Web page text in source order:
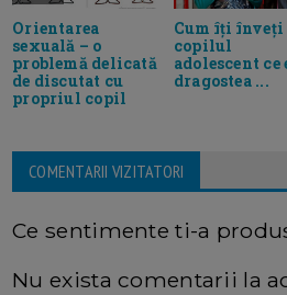
Orientarea
sexuală – o
problemă delicată
de discutat cu
propriul copil
Cum îți înveți
copilul
adolescent ce
dragostea ...
COMENTARII VIZITATORI
Ce sentimente ti-a
Nu exista comentarii la